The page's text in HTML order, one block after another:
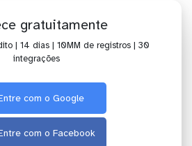
gratuitamente
| 14 dias | 10MM de registros | 30
integrações
com o Google
com o Facebook